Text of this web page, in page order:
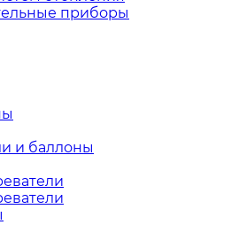
приборы
и баллоны